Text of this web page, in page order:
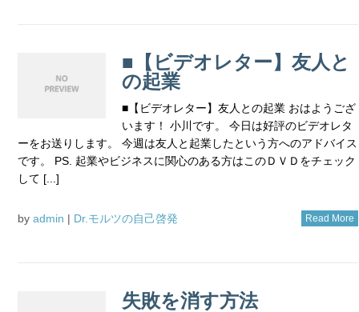
■【ビデオレター】友人と
の起業
■【ビデオレター】友人との起業 おはようござ
います！ 小川です。 今日は好評のビデオレタ
ーをお送りします。 今週は友人と起業したという方へのアドバイス
です。 PS. 起業やビジネスに関心のある方はこのＤＶＤをチェック
して [...]
by admin | Dr.モルツの自己啓発 Read More
失敗を消す方法